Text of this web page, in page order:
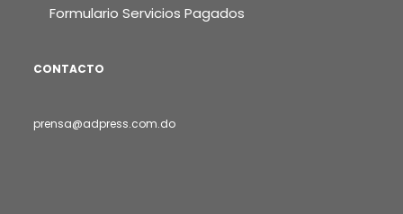
Formulario Servicios Pagados
CONTACTO
prensa@adpress.com.do